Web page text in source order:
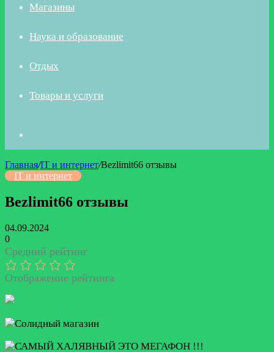
Магазины
Наука и образование
Отдых
Товары и услуги
Главная/IT и интернет/Bezlimit66 отзывы
IT и интернет
Bezlimit66 отзывы
04.09.2024
0
Средний рейтинг
Отображение рейтинга